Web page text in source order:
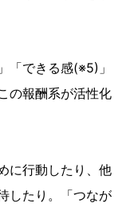
「できる感(※5)」
の報酬系が活性化
に行動したり、他
したり。「つなが